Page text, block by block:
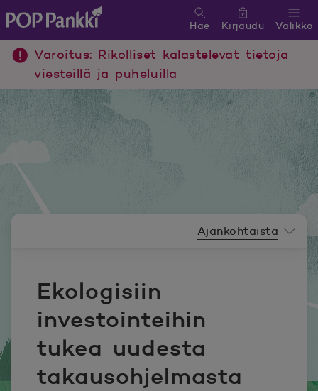
POP Pankki, etusivulle
Valikko
Hae Kirjaudu
Varoitus: Rikolliset kalastelevat tietoja
viesteillä ja puheluilla
Ekologisiin
investointeihin
tukea uudesta
takausohjelmasta
Ajankohtaista